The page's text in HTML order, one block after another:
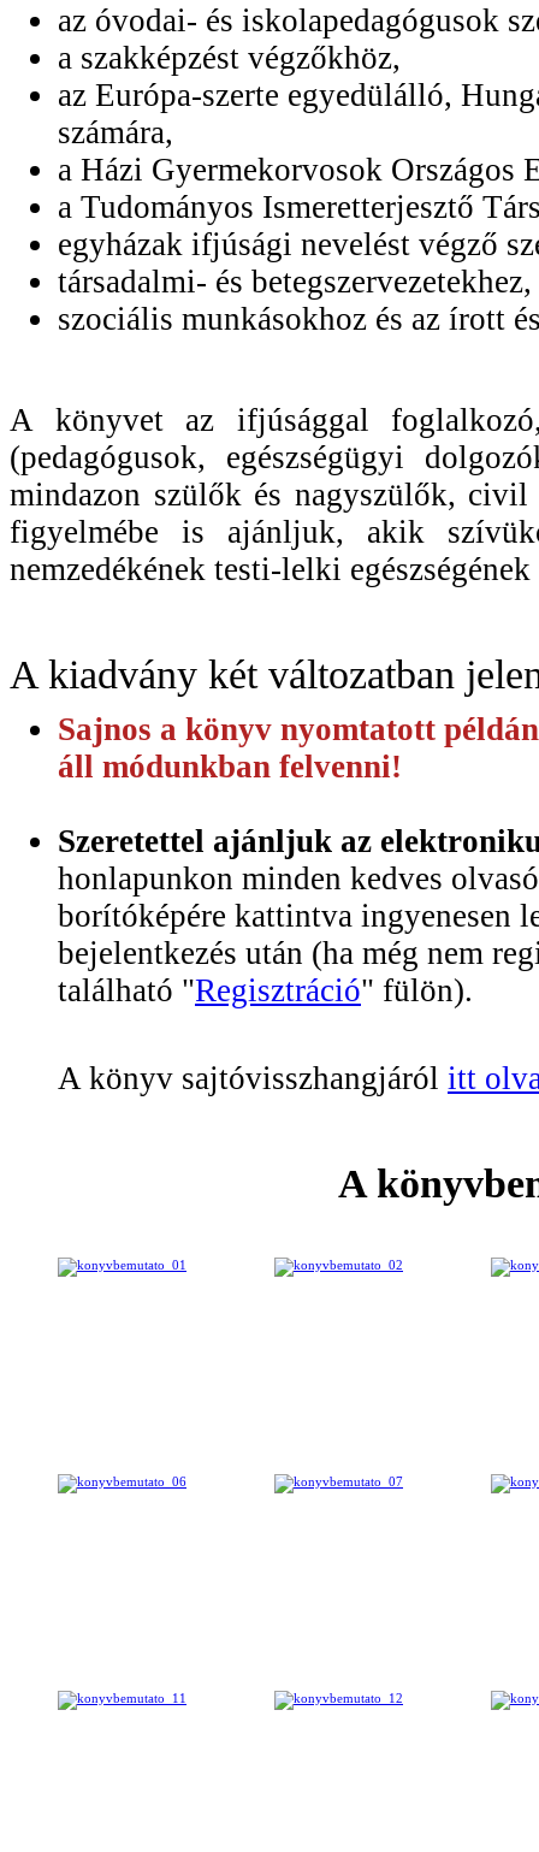
az óvodai- és iskolapedagógusok
a szakképzést végzőkhöz,
az Európa-szerte egyedülálló,
számára,
a Házi Gyermekorvosok Országos
a Tudományos Ismeretterjesztő
egyházak ifjúsági nevelést végző
társadalmi- és betegszervezetekhez,
szociális munkásokhoz és az írott
A könyvet az ifjúsággal
(pedagógusok, egészségügyi
mindazon szülők és nagyszülők, civil
figyelmébe is ajánljuk, akik
nemzedékének testi-lelki
A kiadvány két változatban
Sajnos a könyv nyomtatott
áll módunkban felvenni!
Szeretettel ajánljuk az
honlapunkon minden kedves
borítóképére kattintva ingyenesen
bejelentkezés után (ha még nem
található "Regisztráció" fülön).
A könyv sajtóvisszhangjáról itt
A